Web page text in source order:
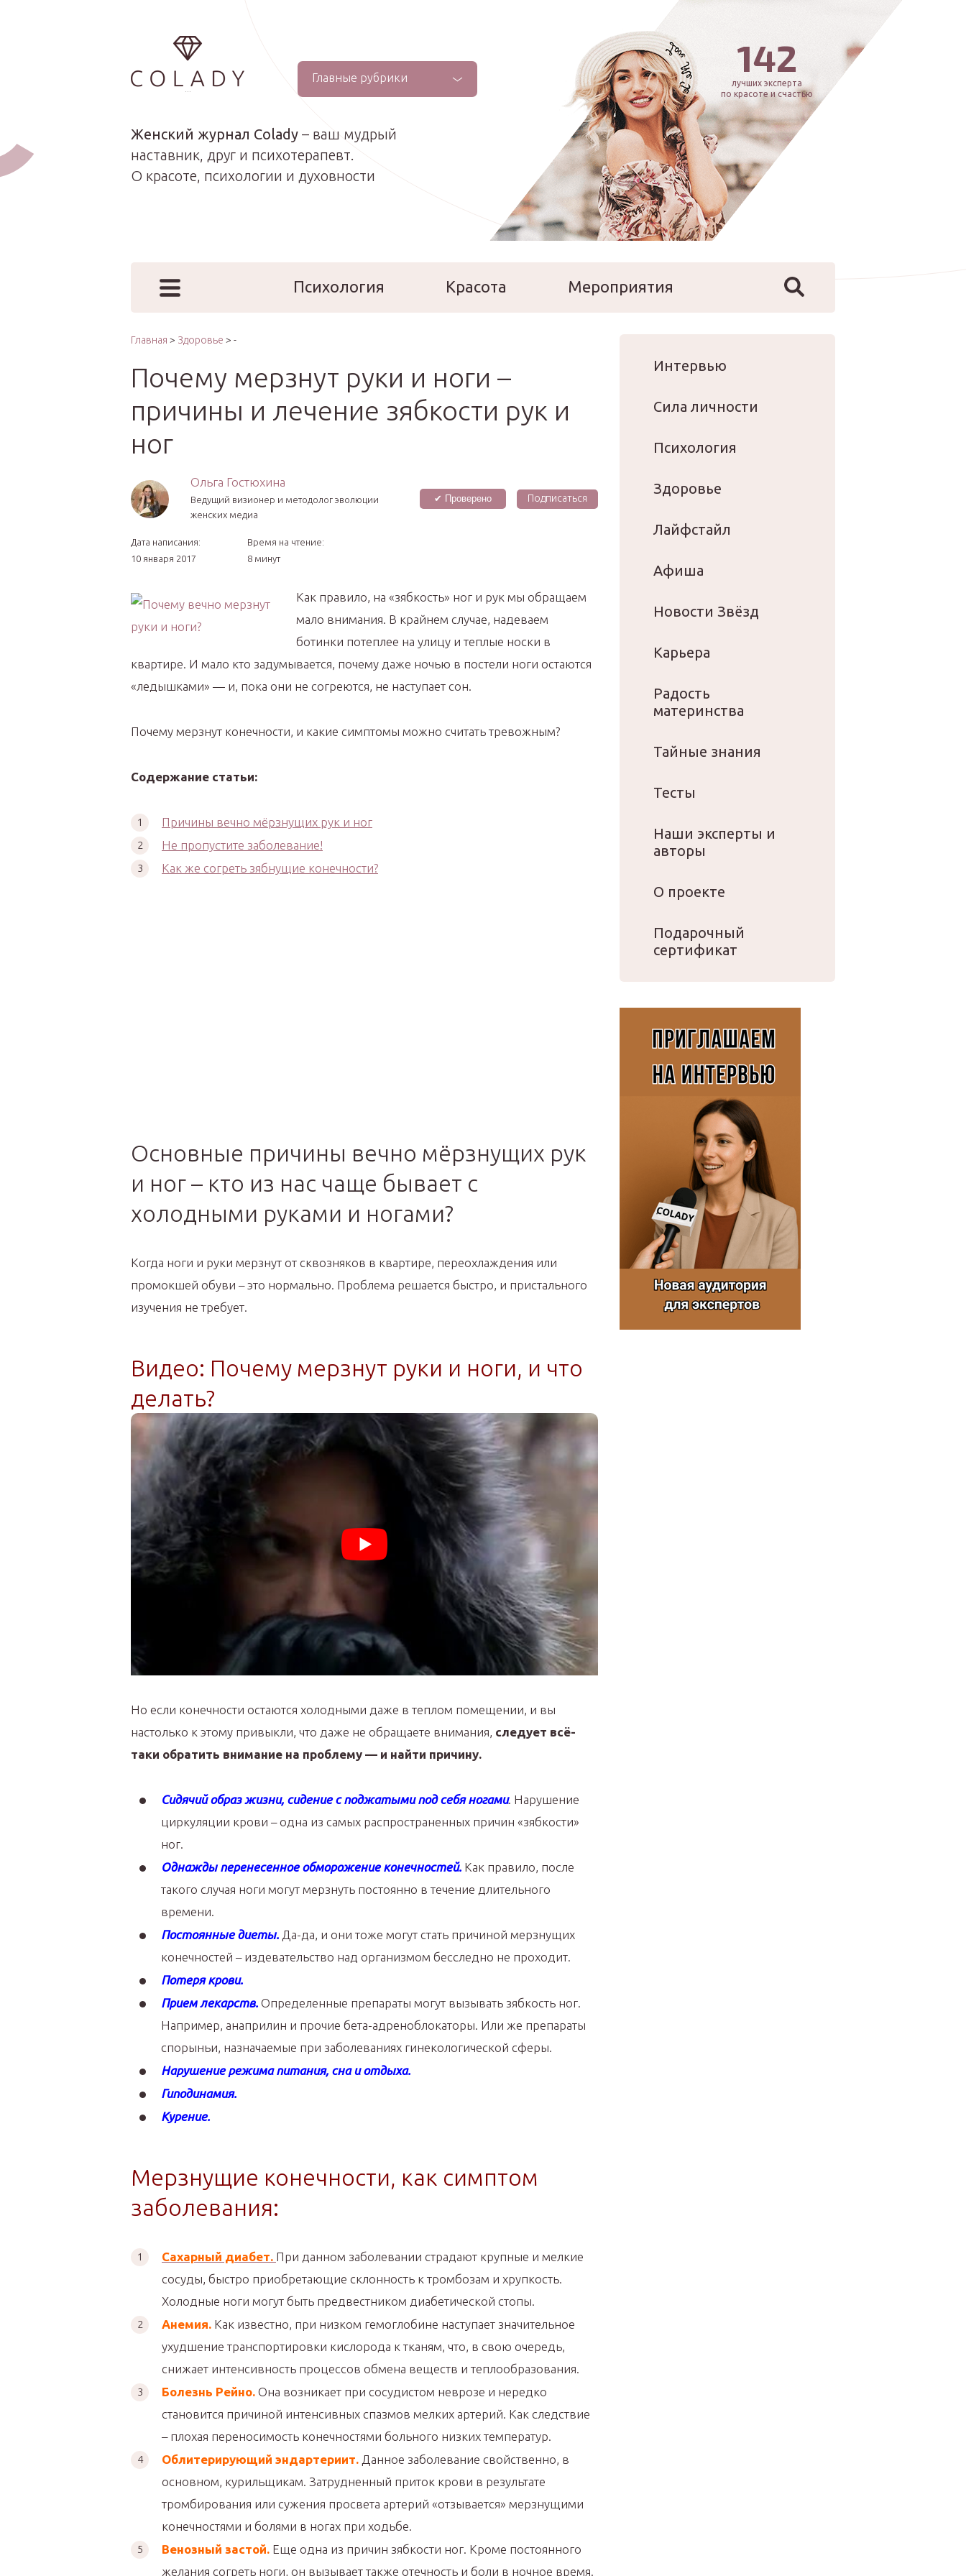
...
Главные рубрики
Женский журнал Colady – ваш мудрый
наставник, друг и психотерапевт.
О красоте, психологии и духовности
142
лучших эксперта
по красоте и счастью
Психология Красота
Мероприятия
Главная > Здоровье > -
Почему мерзнут руки и ноги –
причины и лечение зябкости рук и
ног
Ольга Гостюхина
Ведущий визионер и методолог эволюции
женских медиа
✔ Проверено Подписаться
Дата написания:
10 января 2017
Время на чтение:
8 минут
Как правило, на «зябкость» ног и рук мы обращаем
мало внимания. В крайнем случае, надеваем
ботинки потеплее на улицу и теплые носки в
квартире. И мало кто задумывается, почему даже ночью в постели ноги остаются
«ледышками» — и, пока они не согреются, не наступает сон.
Почему мерзнут конечности, и какие симптомы можно считать тревожным?
Содержание статьи:
Причины вечно мёрзнущих рук и ног
Не пропустите заболевание!
Как же согреть зябнущие конечности?
Основные причины вечно мёрзнущих рук
и ног – кто из нас чаще бывает с
холодными руками и ногами?
Когда ноги и руки мерзнут от сквозняков в квартире, переохлаждения или
промокшей обуви – это нормально. Проблема решается быстро, и пристального
изучения не требует.
Видео: Почему мерзнут руки и ноги, и что
делать?
Но если конечности остаются холодными даже в теплом помещении, и вы
настолько к этому привыкли, что даже не обращаете внимания, следует всё-
таки обратить внимание на проблему — и найти причину.
Сидячий образ жизни, сидение с поджатыми под себя ногами. Нарушение
циркуляции крови – одна из самых распространенных причин «зябкости»
ног.
Однажды перенесенное обморожение конечностей. Как правило, после
такого случая ноги могут мерзнуть постоянно в течение длительного
времени.
Постоянные диеты. Да-да, и они тоже могут стать причиной мерзнущих
конечностей – издевательство над организмом бесследно не проходит.
Потеря крови.
Прием лекарств. Определенные препараты могут вызывать зябкость ног.
Например, анаприлин и прочие бета-адреноблокаторы. Или же препараты
спорыньи, назначаемые при заболеваниях гинекологической сферы.
Нарушение режима питания, сна и отдыха.
Гиподинамия.
Курение.
Мерзнущие конечности, как симптом
заболевания:
Сахарный диабет. При данном заболевании страдают крупные и мелкие
сосуды, быстро приобретающие склонность к тромбозам и хрупкость.
Холодные ноги могут быть предвестником диабетической стопы.
Анемия. Как известно, при низком гемоглобине наступает значительное
ухудшение транспортировки кислорода к тканям, что, в свою очередь,
снижает интенсивность процессов обмена веществ и теплообразования.
Болезнь Рейно. Она возникает при сосудистом неврозе и нередко
становится причиной интенсивных спазмов мелких артерий. Как следствие
– плохая переносимость конечностями больного низких температур.
Облитерирующий эндартериит. Данное заболевание свойственно, в
основном, курильщикам. Затрудненный приток крови в результате
тромбирования или сужения просвета артерий «отзывается» мерзнущими
конечностями и болями в ногах при ходьбе.
Венозный застой. Еще одна из причин зябкости ног. Кроме постоянного
желания согреть ноги, он вызывает также отечность и боли в ночное время.
Интервью
Сила личности
Психология
Здоровье
Лайфстайл
Афиша
Новости Звёзд
Карьера
Радость
материнства
Тайные знания
Тесты
Наши эксперты и
авторы
О проекте
Подарочный
сертификат